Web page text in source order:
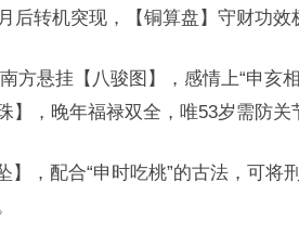
转机突现，【铜算盘】守财功效
方悬挂【八骏图】，感情上“申亥
，晚年福禄双全，唯53岁需防关
，配合“申时吃桃”的古法，可将